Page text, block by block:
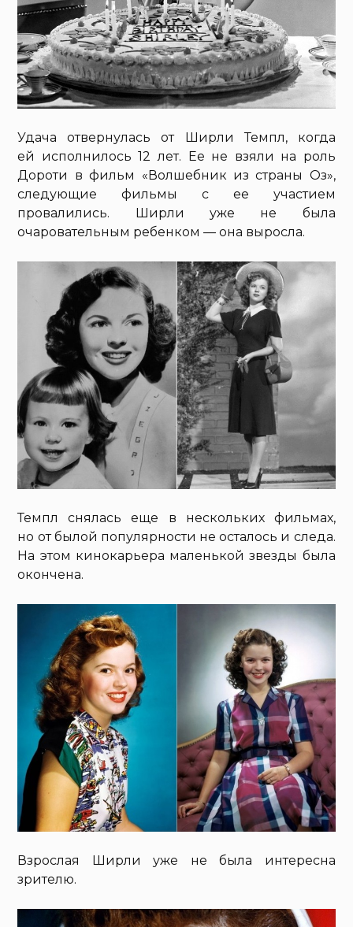
Удача отвернулась от Ширли Темпл, когда
ей исполнилось 12 лет. Ее не взяли на роль
Дороти в фильм «Волшебник из страны Оз»,
следующие фильмы с ее участием
провалились. Ширли уже не была
очаровательным ребенком — она выросла.
Темпл снялась еще в нескольких фильмах,
но от былой популярности не осталось и следа.
На этом кинокарьера маленькой звезды была
окончена.
Взрослая Ширли уже не была интересна
зрителю.